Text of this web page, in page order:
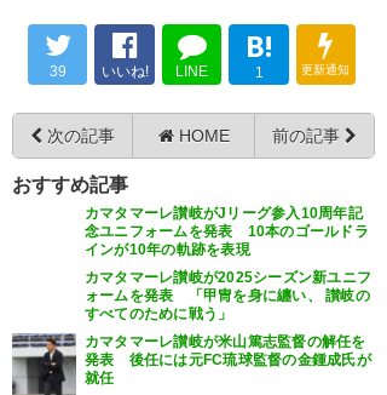
し、これからの人生を楽しんで
進んで行かれることを心から願
ってます。
— うえきちω (uekichi)
2019, 2
月 18
大剛…引退するなんて想像もし
とらんかった…なんでや… 一緒
に写真撮ってくれたとき、テン
渡邉大剛が引退か。京都時代に
エグいミドルを決めるヤツって
イメージが付いてからずっと好
きだったな。抹茶好きの大剛さ
んがまた京都で仕事する事を密
かに祈ってます。
— 大地 (daichi10_spulse)2019,
2月 18
39 いいね! LINE
B!
1 更新通知
次の記事 HOME 前の記事
おすすめ記事
カマタマーレ讃岐がJリーグ参入10周年記
念ユニフォームを発表 10本のゴールドラ
インが10年の軌跡を表現
カマタマーレ讃岐が2025シーズン新ユニフ
ォームを発表 「甲冑を身に纏い、 讃岐の
すべてのために戦う」
カマタマーレ讃岐が米山篤志監督の解任を
発表 後任には元FC琉球監督の金鍾成氏が
就任